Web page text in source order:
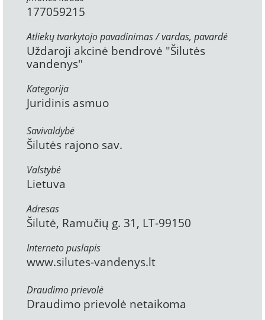
177059215
Atliekų tvarkytojo pavadinimas / vardas, pavardė
Uždaroji akcinė bendrovė "Šilutės
vandenys"
Kategorija
Juridinis asmuo
Savivaldybė
Šilutės rajono sav.
Valstybė
Lietuva
Adresas
Šilutė, Ramučių g. 31, LT-99150
Interneto puslapis
www.silutes-vandenys.lt
Draudimo prievolė
Draudimo prievolė netaikoma